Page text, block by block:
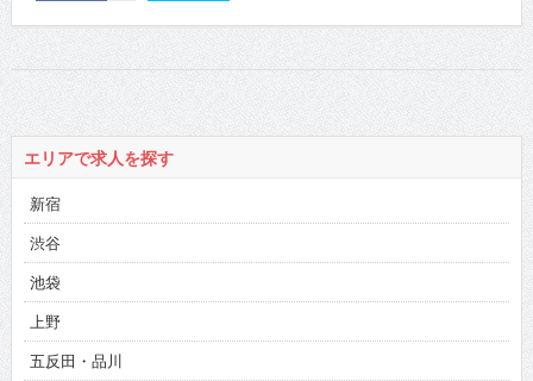
エリアで求人を探す
新宿
渋谷
池袋
上野
五反田・品川